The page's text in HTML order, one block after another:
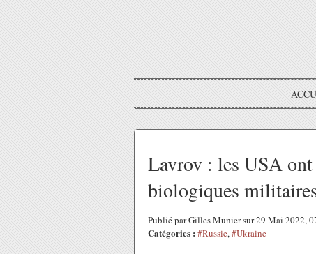
Lavrov : les USA
biologiques
Publié par Gilles Munier sur 29 Mai 2022,
Catégories : #Russie,#Ukraine